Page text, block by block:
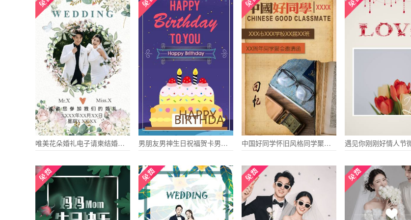
唯美花朵婚礼电子请柬结婚请帖 男朋友男神生日祝福贺卡男性朋友领导生日祝福 中国好同学怀旧风格同学聚会邀请函